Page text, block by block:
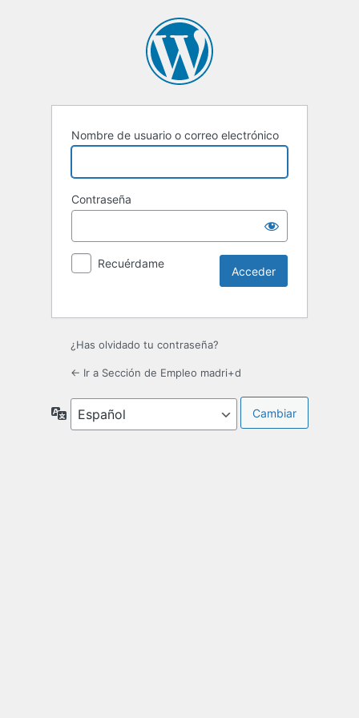
Nombre de usuario o correo electrónico
Contraseña
Recuérdame
¿Has olvidado tu contraseña?
← Ir a Sección de Empleo madri+d
Idioma